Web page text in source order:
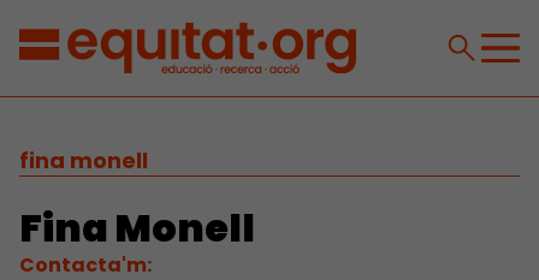
fina monell
Fina Monell
Contacta'm: